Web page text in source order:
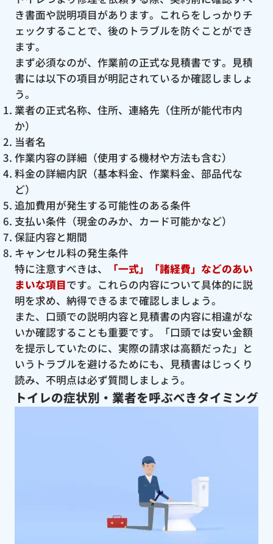
き書面や説明項目があります。これらをしっかりチ
ェックすることで、後のトラブルを防ぐことができ
ます。
まず必須なのが、作業前の正式な見積書です。見積
書には以下の項目が明記されているか確認しましょ
う。
業者の正式名称、住所、連絡先（住所が能代市内
か）
当者名
作業内容の詳細（使用する機材や方法も含む）
料金の詳細内訳（基本料金、作業料金、部品代な
ど）
追加費用が発生する可能性のある条件
支払い条件（現金のみか、カード可能かなど）
保証内容と期間
キャンセル料の発生条件
特に注意すべきは、
「一式」「諸経費」などのあい
まいな項目です。これらの内容について具体的に説
明を求め、納得できるまで確認しましょう。
また、口頭での説明内容と見積書の内容に相違がな
いか確認することも重要です。「口頭では安い金額
を提示していたのに、実際の請求は高額だった」と
いうトラブルを避けるためにも、見積書はじっくり
読み、不明点は必ず質問しましょう。
トイレの症状別・業者を呼ぶべきタイミング